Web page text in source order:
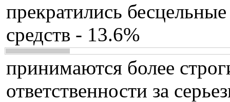
прекратились
средств - 13.6%
принимаются более
ответственности за